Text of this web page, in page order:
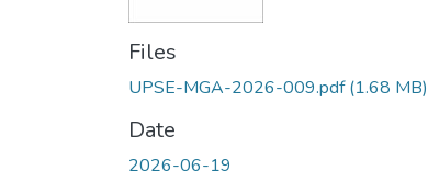
Files
UPSE-MGA-2026-009.pdf(1.68 MB)
Date
2026-06-19